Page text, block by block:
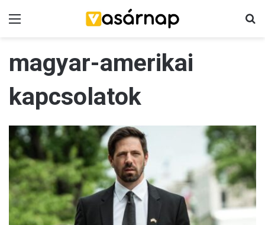
magyar-amerikai
kapcsolatok